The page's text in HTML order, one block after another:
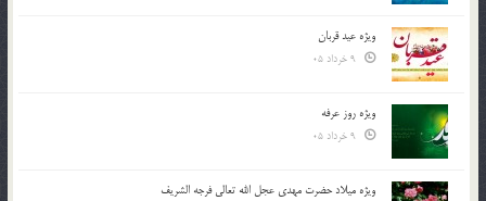
ویژه عید قربان
ویژه روز عرفه
ویژه میلاد حضرت مهدی عجل الله تعالی فرجه الشريف